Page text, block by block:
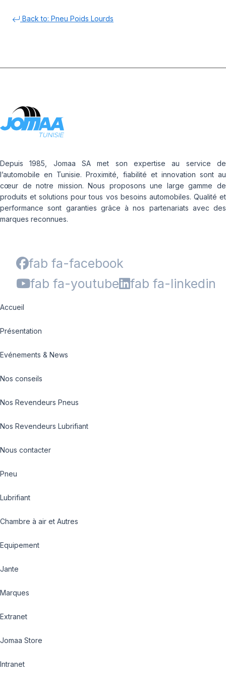
Back to: Pneu Poids Lourds
Depuis 1985, Jomaa SA met son expertise au service de
l’automobile en Tunisie. Proximité, fiabilité et innovation sont au
cœur de notre mission. Nous proposons une large gamme de
produits et solutions pour tous vos besoins automobiles. Qualité et
performance sont garanties grâce à nos partenariats avec des
marques reconnues.
fab fa-facebook
fab fa-youtube
fab fa-linkedin
Accueil
Présentation
Evénements & News
Nos conseils
Nos Revendeurs Pneus
Nos Revendeurs Lubrifiant
Nous contacter
Pneu
Lubrifiant
Chambre à air et Autres
Equipement
Jante
Marques
Extranet
Jomaa Store
Intranet